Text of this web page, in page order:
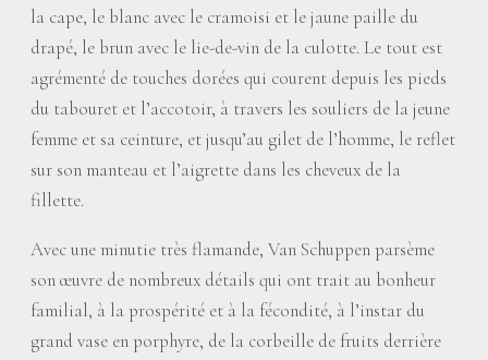
la cape, le blanc avec le cramoisi et le jaune paille du
drapé, le brun avec le lie-de-vin de la culotte. Le tout est
agrémenté de touches dorées qui courent depuis les pieds
du tabouret et l’accotoir, à travers les souliers de la jeune
femme et sa ceinture, et jusqu’au gilet de l’homme, le reflet
sur son manteau et l’aigrette dans les cheveux de la
fillette.
Avec une minutie très flamande, Van Schuppen parsème
son œuvre de nombreux détails qui ont trait au bonheur
familial, à la prospérité et à la fécondité, à l’instar du
grand vase en porphyre, de la corbeille de fruits derrière